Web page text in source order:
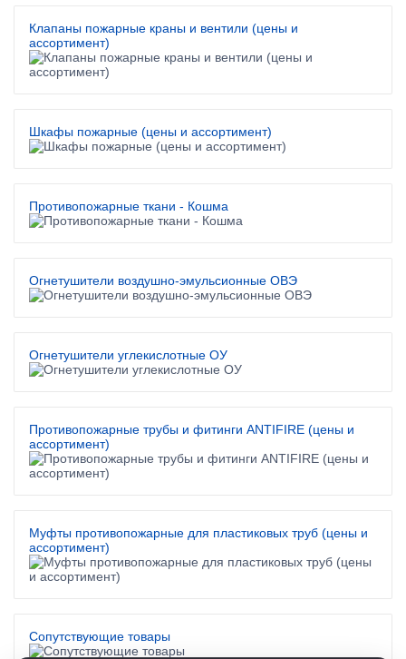
Клапаны пожарные краны и вентили (цены и
ассортимент)
Шкафы пожарные (цены и ассортимент)
Противопожарные ткани - Кошма
Огнетушители воздушно-эмульсионные ОВЭ
Огнетушители углекислотные ОУ
Противопожарные трубы и фитинги ANTIFIRE (цены и
ассортимент)
Муфты противопожарные для пластиковых труб (цены и
ассортимент)
Сопутствующие товары